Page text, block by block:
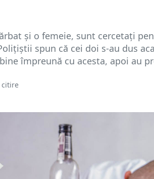
și o femeie, sunt cercetați
spun că cei doi s-au dus
împreună cu acesta, apoi au
citire